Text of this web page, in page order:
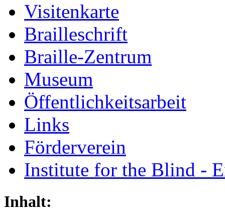
Visitenkarte
Brailleschrift
Braille-Zentrum
Museum
Öffentlichkeitsarbeit
Links
Förderverein
Institute for the Blind -
Inhalt: